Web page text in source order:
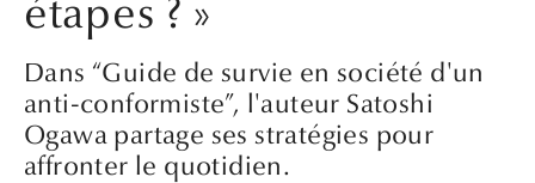
étapes ? »
Dans “Guide de survie en société d'un
anti-conformiste”, l'auteur Satoshi
Ogawa partage ses stratégies pour
affronter le quotidien.